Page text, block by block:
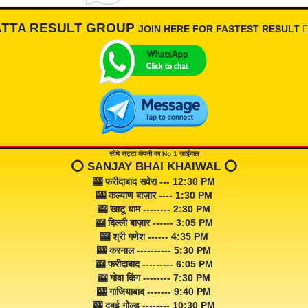
RESULT GROUP JOIN HERE FOR FASTEST RESULT
सीधे सट्टा कंपनी का No 1 खाईवाल
⭕️ SANJAY BHAI KHAIWAL ⭕️
🎰 फरीदाबाद सवेरा --- 12:30 PM
🎰 कल्याण बाज़ार ---- 1:30 PM
🎰 खाटू धाम -------- 2:30 PM
🎰 दिल्ली बाज़ार ------ 3:05 PM
🎰 श्री गणेश ------ 4:35 PM
🎰 करनाल ---------- 5:30 PM
🎰 फरीदाबाद --------- 6:05 PM
🎰 गोवा किंग -------- 7:30 PM
🎰 गाजियाबाद ------- 9:40 PM
🎰 दुबई गोल्ड -------- 10:30 PM